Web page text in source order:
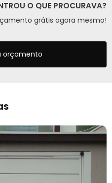
O QUE PROCURAVA?
grátis agora mesmo!
orçamento